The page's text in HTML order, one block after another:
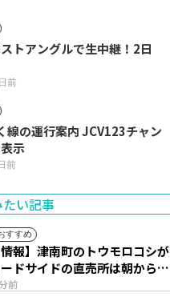
トアングルで生中継！2日
前
案内 JCV123チャン
示
前
い記事
すすめ
前
情報】津南町のトウモロコシが
ドサイドの直売所は朝から長